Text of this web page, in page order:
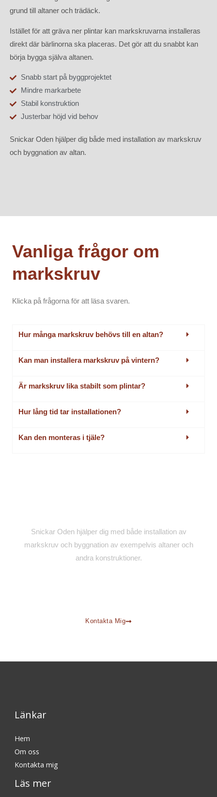
grund till altaner och trädäck.
Istället för att gräva ner plintar kan markskruvarna installeras
direkt där bärlinorna ska placeras. Det gör att du snabbt kan
börja bygga själva altanen.
Snabb start på byggprojektet
Mindre markarbete
Stabil konstruktion
Justerbar höjd vid behov
Snickar Oden hjälper dig både med installation av markskruv
och byggnation av altan.
Vanliga frågor om
markskruv
Klicka på frågorna för att läsa svaren.
Hur många markskruv behövs till en altan?
Kan man installera markskruv på vintern?
Är markskruv lika stabilt som plintar?
Hur lång tid tar installationen?
Kan den monteras i tjäle?
Snickar Oden hjälper dig med både installation av
markskruv och byggnation av exempelvis altaner och
andra konstruktioner.
b
t
a
m
Kontakta Mig
Länkar
Hem
Om oss
Kontakta mig
Läs mer